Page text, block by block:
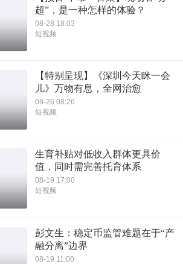
超”，是一种怎样的体验？
08-28 18:03
短视频
【特别呈现】《深圳今天眯一会
儿》万物有息，全网治愈
08-26 08:26
短视频
生育补贴对低收入群体更具价
值，同时需完善托育体系
08-19 17:00
短视频
彭文生：稳定币监管难题在于“产
融分离”边界
08-19 11:00